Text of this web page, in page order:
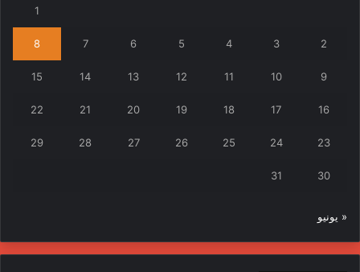
1
2
3
4
5
6
7
8
9
10
11
12
13
14
15
16
17
18
19
20
21
22
23
24
25
26
27
28
29
30
31
« يونيو